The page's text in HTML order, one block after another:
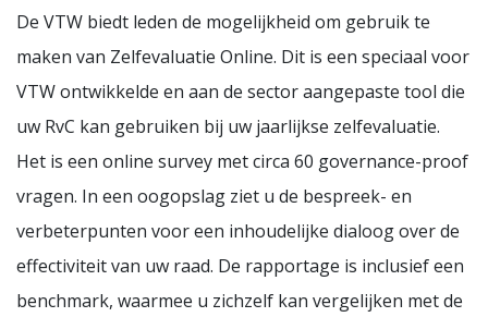
De VTW biedt leden de mogelijkheid om gebruik te
maken van Zelfevaluatie Online. Dit is een speciaal voor
VTW ontwikkelde en aan de sector aangepaste tool die
uw RvC kan gebruiken bij uw jaarlijkse zelfevaluatie.
Het is een online survey met circa 60 governance-proof
vragen. In een oogopslag ziet u de bespreek- en
verbeterpunten voor een inhoudelijke dialoog over de
effectiviteit van uw raad. De rapportage is inclusief een
benchmark, waarmee u zichzelf kan vergelijken met de